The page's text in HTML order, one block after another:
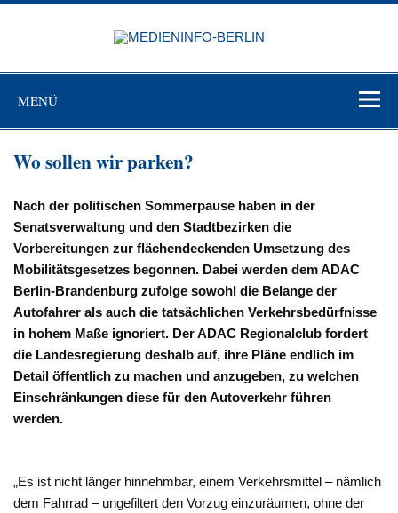
Zum
MENÜ
Wo sollen wir parken?
Nach der politischen Sommerpause haben in der
Senatsverwaltung und den Stadtbezirken die
Vorbereitungen zur flächendeckenden Umsetzung des
Mobilitätsgesetzes begonnen. Dabei werden dem ADAC
Berlin-Brandenburg zufolge sowohl die Belange der
Autofahrer als auch die tatsächlichen Verkehrsbedürfnisse
in hohem Maße ignoriert. Der ADAC Regionalclub fordert
die Landesregierung deshalb auf, ihre Pläne endlich im
Detail öffentlich zu machen und anzugeben, zu welchen
Einschränkungen diese für den Autoverkehr führen
werden.
„Es ist nicht länger hinnehmbar, einem Verkehrsmittel – nämlich
dem Fahrrad – ungefiltert den Vorzug einzuräumen, ohne der